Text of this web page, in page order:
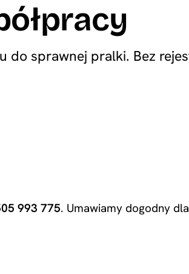
sprawnej pralki. Bez
993 775. Umawiamy dogodny